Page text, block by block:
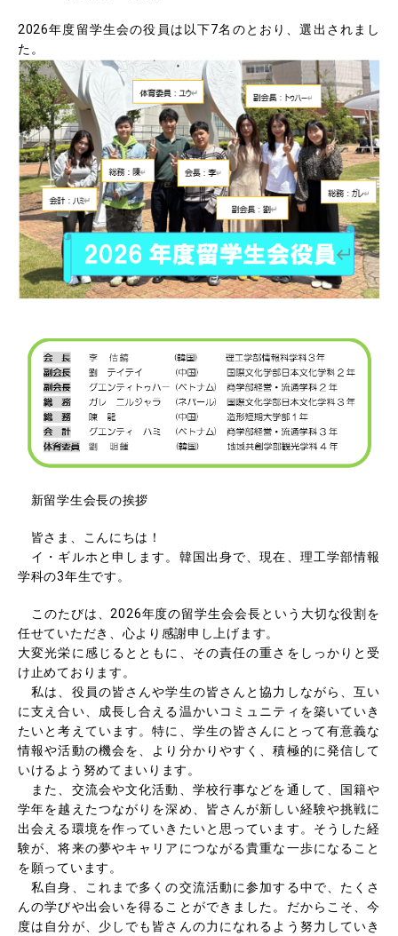
2026年度留学生会の役員は以下7名のとおり、選出されまし
た。
新留学生会長の挨拶
皆さま、こんにちは！
イ・ギルホと申します。韓国出身で、現在、理工学部情報
学科の3年生です。
このたびは、2026年度の留学生会会長という大切な役割を
任せていただき、心より感謝申し上げます。
大変光栄に感じるとともに、その責任の重さをしっかりと受
け止めております。
私は、役員の皆さんや学生の皆さんと協力しながら、互い
に支え合い、成長し合える温かいコミュニティを築いていき
たいと考えています。特に、学生の皆さんにとって有意義な
情報や活動の機会を、より分かりやすく、積極的に発信して
いけるよう努めてまいります。
また、交流会や文化活動、学校行事などを通して、国籍や
学年を越えたつながりを深め、皆さんが新しい経験や挑戦に
出会える環境を作っていきたいと思っています。そうした経
験が、将来の夢やキャリアにつながる貴重な一歩になること
を願っています。
私自身、これまで多くの交流活動に参加する中で、たくさ
んの学びや出会いを得ることができました。だからこそ、今
度は自分が、少しでも皆さんの力になれるよう努力していき